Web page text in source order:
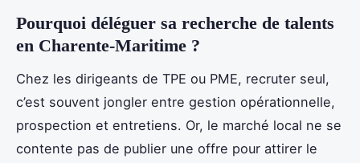
Pourquoi déléguer sa recherche de talents
en Charente-Maritime ?
Chez les dirigeants de TPE ou PME, recruter seul,
c’est souvent jongler entre gestion opérationnelle,
prospection et entretiens. Or, le marché local ne se
contente pas de publier une offre pour attirer le